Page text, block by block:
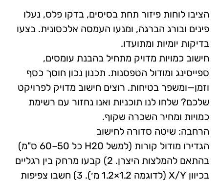
הציבו לוחות פיזור תחת בסיסים, בדקו פלס, נעלו
פינים ובורג הברגה, ומנעו העמסה אלכסונית. בצעו
בדיקות יומיות ומתועדו.
חישוב כמויות מדויק מתחיל בהבנת עומסים,
ספייסינג ומודול הטפסנות. תכנון נכון חוסך כסף
וזמן—ומשפר בטיחות. רוצים חישוב מדויק לפרויקט
שלכם? שלחו לנו תוכניות ואנו נחזור עם רשימת
כמויות ומחיר השכרה שקוף.
הרחבה: שיטה סדורה לחישוב
הגדירו מודול קורות (למשל H20 כל 50–60 ס"מ)
בהתאם להמלצות היצרן. 2) קבעו מרחק בין רגליים
בכיוון X/Y (לדוגמה 1.2×1.2 מ׳). 3) חשבו צפיפות